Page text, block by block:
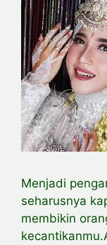
Menjadi
seharusnya
membikin